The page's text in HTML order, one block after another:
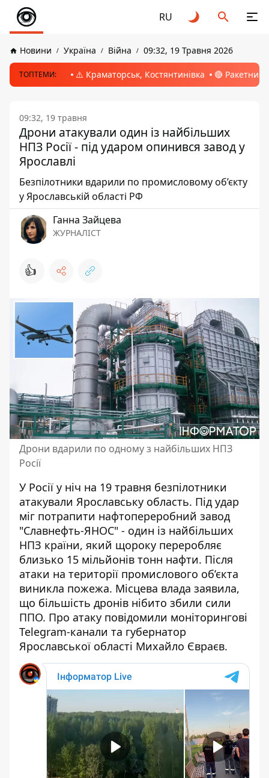
RU
Новини Україна Війна 09:32, 19 Травня 2026
ТОПТЕМИ: ⚠️ Краматорськ, Костянтинівка 🔴 Ракетний
09:32, 19 травня
Дрони атакували один із найбільших
НПЗ Росії - під ударом опинився завод у
Ярославлі
Безпілотники вдарили по промисловому об’єкту
у Ярославській області РФ
Ганна Зайцева
ЖУРНАЛІСТ
👍
Дрони вдарили по одному з найбільших НПЗ
Росії
У Росії у ніч на 19 травня безпілотники
атакували Ярославську область. Під удар
міг потрапити нафтопереробний завод
"Славнефть-ЯНОС" - один із найбільших
НПЗ країни, який щороку переробляє
близько 15 мільйонів тонн нафти. Після
атаки на території промислового об’єкта
виникла пожежа. Місцева влада заявила,
що більшість дронів нібито збили сили
ППО. Про атаку повідомили моніторингові
Telegram-канали та губернатор
Ярославської області Михайло Євраєв.